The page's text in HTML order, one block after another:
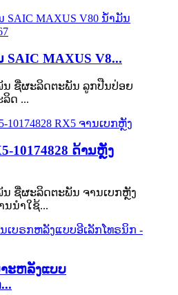
SAIC MAXUS V8...
ຊື່ຜະລິດຕະພັນ ລູກປືນປ່ອຍ
ດ ...
10174828 ດ້ານຫຼັງ
ຊື່ຜະລິດຕະພັນ ຈານເບກຫຼັງ
ນຳໃຊ້...
າະຫລັງແບບ